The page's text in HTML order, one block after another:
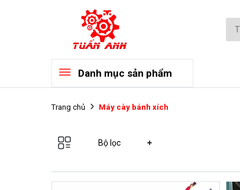
Danh mục sản phẩm
Trang chủ Máy cày bánh xích
Bộ lọc